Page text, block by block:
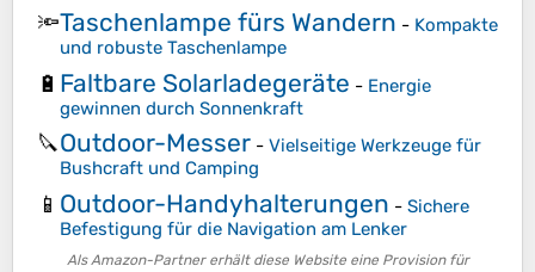
🔦Taschenlampe fürs Wandern - Kompakte
und robuste Taschenlampe
🔋 Faltbare Solarladegeräte - Energie
gewinnen durch Sonnenkraft
🔪Outdoor-Messer - Vielseitige Werkzeuge für
Bushcraft und Camping
📱 Outdoor-Handyhalterungen - Sichere
Befestigung für die Navigation am Lenker
Als Amazon-Partner erhält diese Website eine Provision für